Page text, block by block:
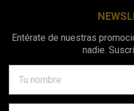
Entérate de nuestras
nadie.